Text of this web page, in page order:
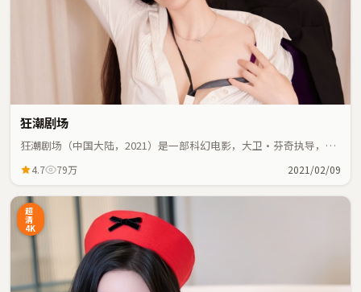
狂潮剧场
狂潮剧场（中国大陆，2021）是一部科幻电影，大卫·芬奇执导，艾
4.7 79万 2021/02/09
超
清
4K